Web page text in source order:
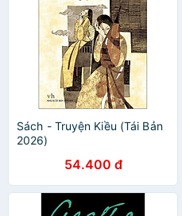
Sách - Truyện Kiều (Tái Bản
2026)
54.400 đ